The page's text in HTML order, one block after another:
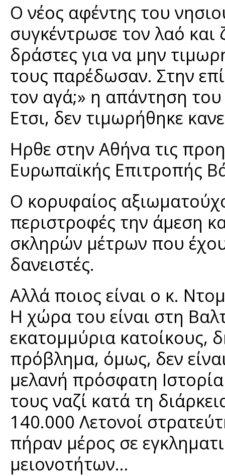
Ο νέος αφέντης του
συγκέντρωσε τον λαό
δράστες για να μην
τους παρέδωσαν. Στην
τον αγά;» η απάντηση
Ετσι, δεν τιμωρήθηκε
Ηρθε στην Αθήνα τις
Ευρωπαϊκής Επιτροπής
Ο κορυφαίος
περιστροφές την άμεση
σκληρών μέτρων που
δανειστές.
Αλλά ποιος είναι ο κ.
Η χώρα του είναι στη
εκατομμύρια κατοίκους,
πρόβλημα, όμως, δεν
μελανή πρόσφατη
τους ναζί κατά τη
140.000 Λετονοί
πήραν μέρος σε
μειονοτήτων…